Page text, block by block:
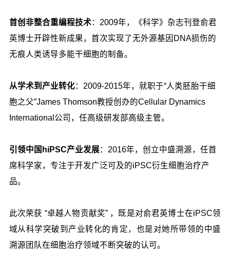
首创非整合重编程技术：2009年，《科学》杂志刊登俞君
英博士开辟性新成果，首次实现了无外源基因DNA损伤的
无痕人类诱导多能干细胞的制备。
从学术到产业转化：2009-2015年，就职于“人类胚胎干细
胞之父”James Thomson教授创办的Cellular Dynamics
International公司，任高级研发部高级主管。
引领中国hiPSC产业发展：2016年，创立中盛溯源，任首
席科学家，专注于开发广泛可及的iPSC衍生细胞治疗产
品。
此次荣获 “卓越人物贡献奖” ，既是对俞君英博士在iPSC领
域从科学突破到产业转化的肯定，也是对她所带领的中盛
溯源团队在细胞治疗领域不断突破的认可。